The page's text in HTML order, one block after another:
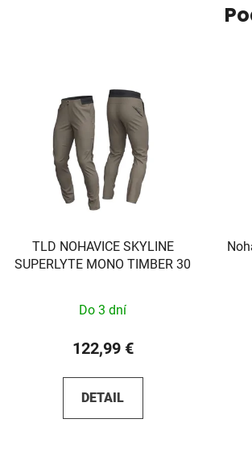
TLD NOHAVICE SKYLINE
SUPERLYTE MONO TIMBER 30
Do 3 dní
122,99 €
DETAIL